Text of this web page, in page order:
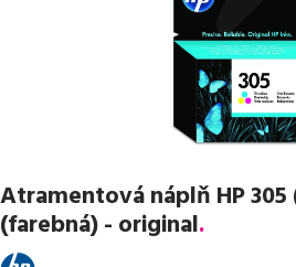
Atramentová náplň HP
(farebná) - original.